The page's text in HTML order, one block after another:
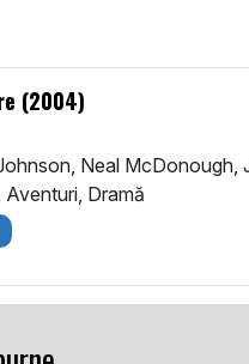
(2004)
Neal McDonough,
Dramă